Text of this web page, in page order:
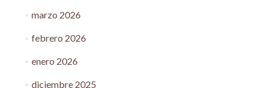
marzo 2026
febrero 2026
enero 2026
diciembre 2025